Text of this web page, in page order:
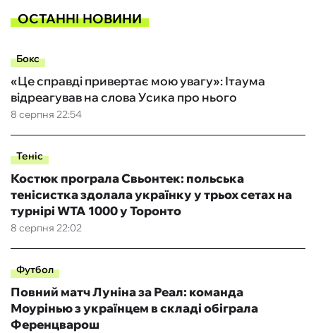
ОСТАННІ НОВИНИ
Бокс
8 серпня 22:54
«Це справді привертає мою увагу»: Ітаума
відреагував на слова Усика про нього
Теніс
8 серпня 22:02
Костюк програла Свьонтек: польська
тенісистка здолала українку у трьох сетах на
турнірі WTA 1000 у Торонто
Футбол
Повний матч Луніна за Реал: команда
Моурінью з українцем в складі обіграла
Ференцварош